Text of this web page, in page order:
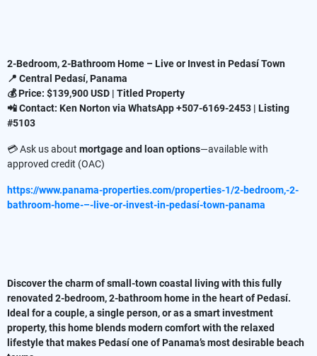
2-Bedroom, 2-Bathroom Home – Live or Invest in Pedasí Town
📍 Central Pedasí, Panama
💰 Price: $139,900 USD | Titled Property
📲 Contact: Ken Norton via WhatsApp +507-6169-2453 | Listing
#5103
💳 Ask us about mortgage and loan options—available with
approved credit (OAC)
https://www.panama-properties.com/properties-1/2-bedroom,-2-
bathroom-home-–-live-or-invest-in-pedasí-town-panama
Discover the charm of small-town coastal living with this fully
renovated 2-bedroom, 2-bathroom home in the heart of Pedasí.
Ideal for a couple, a single person, or as a smart investment
property, this home blends modern comfort with the relaxed
lifestyle that makes Pedasí one of Panama’s most desirable beach